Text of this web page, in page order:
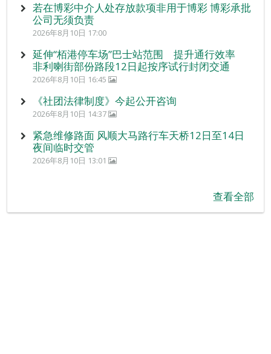
若在博彩中介人处存放款项非用于博彩 博彩承批
公司无须负责
2026年8月10日 17:00
延伸“栢港停车场”巴士站范围 提升通行效率
非利喇街部份路段12日起按序试行封闭交通
2026年8月10日 16:45
《社团法律制度》今起公开咨询
2026年8月10日 14:37
紧急维修路面 风顺大马路行车天桥12日至14日
夜间临时交管
2026年8月10日 13:01
查看全部